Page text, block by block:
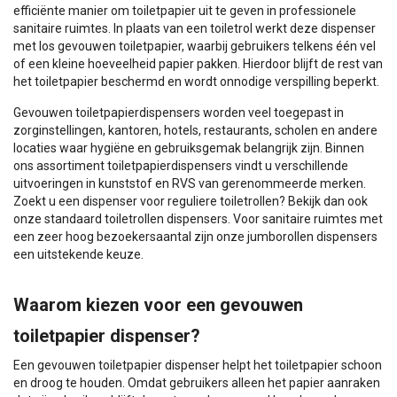
efficiënte manier om toiletpapier uit te geven in professionele
sanitaire ruimtes. In plaats van een toiletrol werkt deze dispenser
met los gevouwen toiletpapier, waarbij gebruikers telkens één vel
of een kleine hoeveelheid papier pakken. Hierdoor blijft de rest van
het toiletpapier beschermd en wordt onnodige verspilling beperkt.
Gevouwen toiletpapierdispensers worden veel toegepast in
zorginstellingen, kantoren, hotels, restaurants, scholen en andere
locaties waar hygiëne en gebruiksgemak belangrijk zijn. Binnen
ons assortiment toiletpapierdispensers vindt u verschillende
uitvoeringen in kunststof en RVS van gerenommeerde merken.
Zoekt u een dispenser voor reguliere toiletrollen? Bekijk dan ook
onze standaard toiletrollen dispensers. Voor sanitaire ruimtes met
een zeer hoog bezoekersaantal zijn onze jumborollen dispensers
een uitstekende keuze.
Waarom kiezen voor een gevouwen
toiletpapier dispenser?
Een gevouwen toiletpapier dispenser helpt het toiletpapier schoon
en droog te houden. Omdat gebruikers alleen het papier aanraken